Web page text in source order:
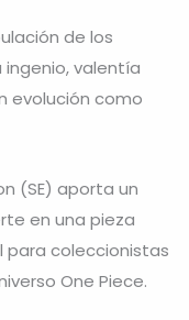
de los
ingenio, valentía
evolución como
(SE) aporta un
en una pieza
para coleccionistas
One Piece.